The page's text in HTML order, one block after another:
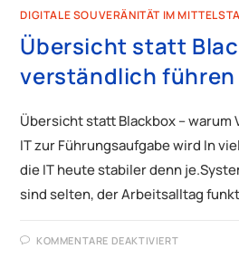
DIGITALE SOUVERÄNITÄT IM
Übersicht statt
verständlich führen
Übersicht statt Blackbox –
IT zur Führungsaufgabe wird In
die IT heute stabiler denn
sind selten, der Arbeitsalltag
KOMMENTARE DEAKTIVIERT